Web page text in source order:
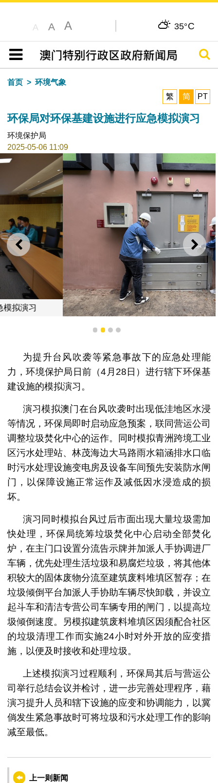
A A A 35°C
目录
搜寻
首页
环境气象
繁
简 PT
环保局对环保基建设施进行应急模拟演习
环境保护局
2025-05-06 11:09
上一则 下一
在林茂海边大马路雨水箱涵排水口临时污水处理设施变电
房安装防水闸门
1 2 3 4
为提升台风吹袭等紧急事故下的应急处理能
力，环境保护局日前（4月28日）进行辖下环保基
建设施的模拟演习。
演习模拟澳门在台风吹袭时出现低洼地区水浸
等情况，环保局即时启动应急预案，联同营运公司
调整垃圾焚化中心的运作。同时模拟青洲跨境工业
区污水处理站、林茂海边大马路雨水箱涵排水口临
时污水处理设施变电房及设备车间预先安装防水闸
门，以保障设施正常运作及减低因水浸造成的损
坏。
演习同时模拟台风过后市面出现大量垃圾需加
快处理，环保局统筹垃圾焚化中心启动全部焚化
炉，在主门口设置分流告示牌并加派人手协调进厂
车辆，优先处理生活垃圾和易腐烂垃圾，将其他体
积较大的固体废物分流至建筑废料堆填区暂存；在
垃圾倾倒平台加派人手协助车辆尽快卸载，并设立
起斗车和清洁专营公司车辆专用的闸门，以提高垃
圾倾倒速度。另模拟建筑废料堆填区因须配合社区
的垃圾清理工作而实施24小时对外开放的应变措
施，以便及时接收和处理垃圾。
上述模拟演习过程顺利，环保局其后与营运公
司举行总结会议并检讨，进一步完善处理程序，藉
演习提升人员和辖下设施的应变和协调能力，以冀
倘发生紧急事故时可将垃圾和污水处理工作的影响
减至最低。
上一则新闻